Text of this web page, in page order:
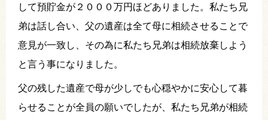
して預貯金が２０００万円ほどありました。私たち兄
弟は話し合い、父の遺産は全て母に相続させることで
意見が一致し、その為に私たち兄弟は相続放棄しよう
と言う事になりました。
父の残した遺産で母が少しでも心穏やかに安心して暮
らせることが全員の願いでしたが、私たち兄弟が相続